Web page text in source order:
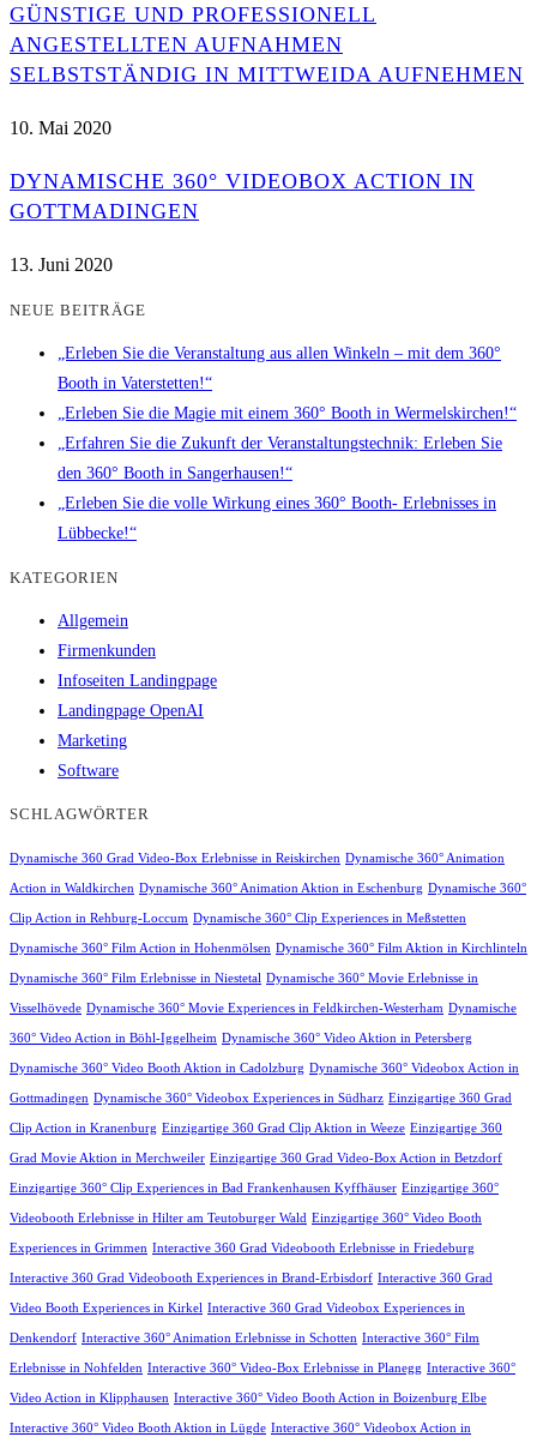
GÜNSTIGE UND PROFESSIONELL
ANGESTELLTEN AUFNAHMEN
SELBSTSTÄNDIG IN MITTWEIDA AUFNEHMEN
10. Mai 2020
DYNAMISCHE 360° VIDEOBOX ACTION IN
GOTTMADINGEN
13. Juni 2020
NEUE BEITRÄGE
„Erleben Sie die Veranstaltung aus allen Winkeln – mit dem 360°
Booth in Vaterstetten!“
„Erleben Sie die Magie mit einem 360° Booth in Wermelskirchen!“
„Erfahren Sie die Zukunft der Veranstaltungstechnik: Erleben Sie
den 360° Booth in Sangerhausen!“
„Erleben Sie die volle Wirkung eines 360° Booth- Erlebnisses in
Lübbecke!“
KATEGORIEN
Allgemein
Firmenkunden
Infoseiten Landingpage
Landingpage OpenAI
Marketing
Software
SCHLAGWÖRTER
Dynamische 360 Grad Video-Box Erlebnisse in Reiskirchen Dynamische 360° Animation
Action in Waldkirchen Dynamische 360° Animation Aktion in Eschenburg Dynamische 360°
Clip Action in Rehburg-Loccum Dynamische 360° Clip Experiences in Meßstetten
Dynamische 360° Film Action in Hohenmölsen Dynamische 360° Film Aktion in Kirchlinteln
Dynamische 360° Film Erlebnisse in Niestetal Dynamische 360° Movie Erlebnisse in
Visselhövede Dynamische 360° Movie Experiences in Feldkirchen-Westerham Dynamische
360° Video Action in Böhl-Iggelheim Dynamische 360° Video Aktion in Petersberg
Dynamische 360° Video Booth Aktion in Cadolzburg Dynamische 360° Videobox Action in
Gottmadingen Dynamische 360° Videobox Experiences in Südharz Einzigartige 360 Grad
Clip Action in Kranenburg Einzigartige 360 Grad Clip Aktion in Weeze Einzigartige 360
Grad Movie Aktion in Merchweiler Einzigartige 360 Grad Video-Box Action in Betzdorf
Einzigartige 360° Clip Experiences in Bad Frankenhausen Kyffhäuser Einzigartige 360°
Videobooth Erlebnisse in Hilter am Teutoburger Wald Einzigartige 360° Video Booth
Experiences in Grimmen Interactive 360 Grad Videobooth Erlebnisse in Friedeburg
Interactive 360 Grad Videobooth Experiences in Brand-Erbisdorf Interactive 360 Grad
Video Booth Experiences in Kirkel Interactive 360 Grad Videobox Experiences in
Denkendorf Interactive 360° Animation Erlebnisse in Schotten Interactive 360° Film
Erlebnisse in Nohfelden Interactive 360° Video-Box Erlebnisse in Planegg Interactive 360°
Video Action in Klipphausen Interactive 360° Video Booth Action in Boizenburg Elbe
Interactive 360° Video Booth Aktion in Lügde Interactive 360° Videobox Action in